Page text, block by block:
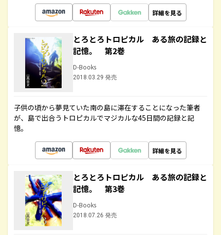
詳細を見る
とろとろトロピカル ある旅の記録と
記憶。 第2巻
D-Books
2018.03.29 発売
子供の頃から夢見ていた南の島に滞在することになった筆者
が、島で出合うトロピカルでマジカルな45日間の記録と記
憶。
詳細を見る
とろとろトロピカル ある旅の記録と
記憶。 第3巻
D-Books
2018.07.26 発売